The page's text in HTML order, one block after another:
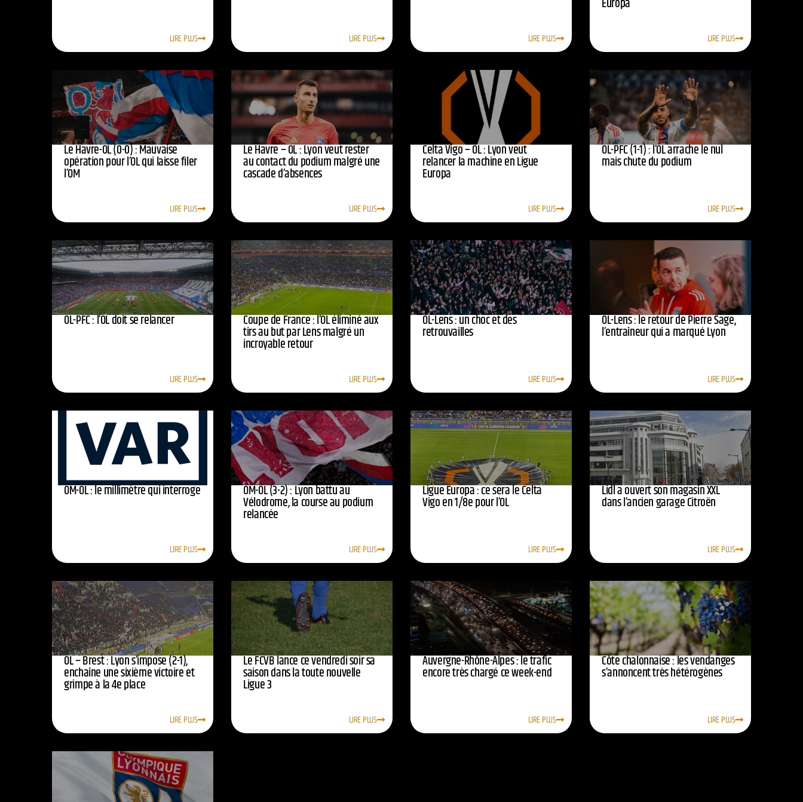
LIRE PLUS LIRE PLUS LIRE PLUS
Europa
LIRE PLUS
Le Havre-OL (0-0) : Mauvaise
opération pour l’OL qui laisse filer
l’OM
LIRE PLUS
Le Havre – OL : Lyon veut rester
au contact du podium malgré une
cascade d’absences
LIRE PLUS
Celta Vigo – OL : Lyon veut
relancer la machine en Ligue
Europa
LIRE PLUS
OL-PFC (1-1) : l’OL arrache le nul
mais chute du podium
LIRE PLUS
OL-PFC : l’OL doit se relancer
LIRE PLUS
Coupe de France : l’OL éliminé aux
tirs au but par Lens malgré un
incroyable retour
LIRE PLUS
OL-Lens : un choc et des
retrouvailles
LIRE PLUS
OL-Lens : le retour de Pierre Sage,
l’entraîneur qui a marqué Lyon
LIRE PLUS
OM-OL : le millimètre qui interroge
LIRE PLUS
OM-OL (3-2) : Lyon battu au
Vélodrome, la course au podium
relancée
LIRE PLUS
Ligue Europa : ce sera le Celta
Vigo en 1/8e pour l’OL
LIRE PLUS
Lidl a ouvert son magasin XXL
dans l’ancien garage Citroën
LIRE PLUS
OL – Brest : Lyon s’impose (2-1),
enchaîne une sixième victoire et
grimpe à la 4e place
LIRE PLUS
Le FCVB lance ce vendredi soir sa
saison dans la toute nouvelle
Ligue 3
LIRE PLUS
Auvergne-Rhône-Alpes : le trafic
encore très chargé ce week-end
LIRE PLUS
Côte chalonnaise : les vendanges
s’annoncent très hétérogènes
LIRE PLUS